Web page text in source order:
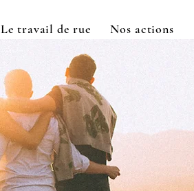
Le travail de rue Nos actions